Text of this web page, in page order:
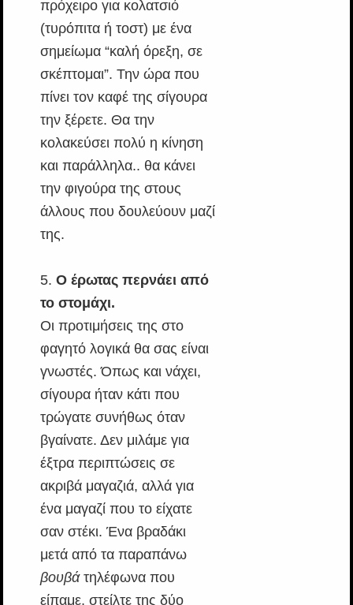
πρόχειρο για κολατσιό
(τυρόπιτα ή τοστ) με ένα
σημείωμα “καλή όρεξη, σε
σκέπτομαι”. Την ώρα που
πίνει τον καφέ της σίγουρα
την ξέρετε. Θα την
κολακεύσει πολύ η κίνηση
και παράλληλα.. θα κάνει
την φιγούρα της στους
άλλους που δουλεύουν μαζί
της.
5. Ο έρωτας περνάει από
το στομάχι.
Οι προτιμήσεις της στο
φαγητό λογικά θα σας είναι
γνωστές. Όπως και νάχει,
σίγουρα ήταν κάτι που
τρώγατε συνήθως όταν
βγαίνατε. Δεν μιλάμε για
έξτρα περιπτώσεις σε
ακριβά μαγαζιά, αλλά για
ένα μαγαζί που το είχατε
σαν στέκι. Ένα βραδάκι
μετά από τα παραπάνω
βουβάτηλέφωνα που
είπαμε, στείλτε της δύο